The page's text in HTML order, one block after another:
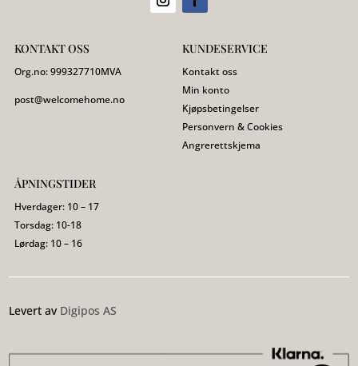
KONTAKT OSS
Org.no:999327710MVA
post@welcomehome.no
KUNDESERVICE
Kontakt oss
Min konto
Kjøpsbetingelser
Personvern & Cookies
Angrerettskjema
ÅPNINGSTIDER
Hverdager: 10 – 17
Torsdag: 10-18
Lørdag: 10 – 16
Levert av Digipos AS